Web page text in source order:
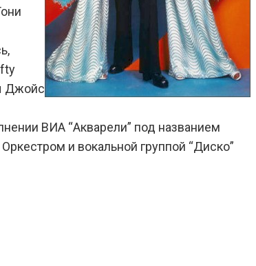
Джойс
ВИА “Акварели” под названием
и вокальной группой “Диско”